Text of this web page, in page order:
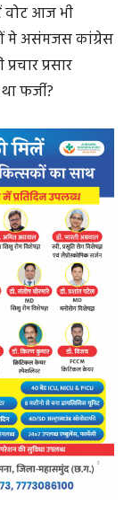
आज भी
मे असंमजस कांग्रेस
प्रसार
फर्जी?